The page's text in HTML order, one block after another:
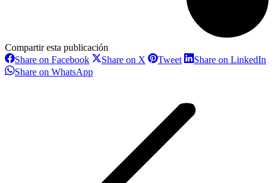
Compartir esta publicación
Share on FacebookShare
on
Facebook
Share on X ShareTweetShareShare on LinkedIn
Share on WhatsAppShare